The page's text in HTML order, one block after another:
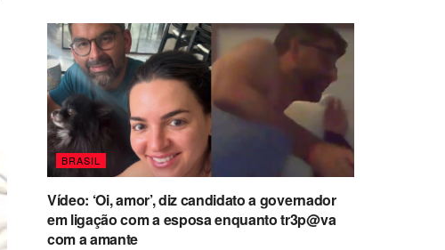
BRASIL
Vídeo: ‘Oi, amor’, diz candidato a governador
em ligação com a esposa enquanto tr3p@va
com a amante